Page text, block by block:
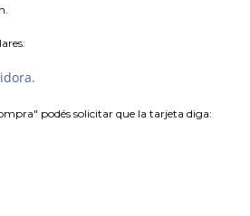
podés solicitar que la tarjeta diga: